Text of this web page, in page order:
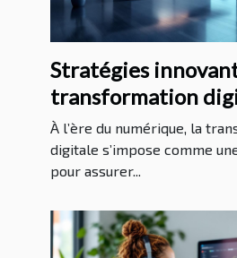
Stratégies
transformation
À l’ère du numérique, la
digitale s’impose comme
pour assurer...